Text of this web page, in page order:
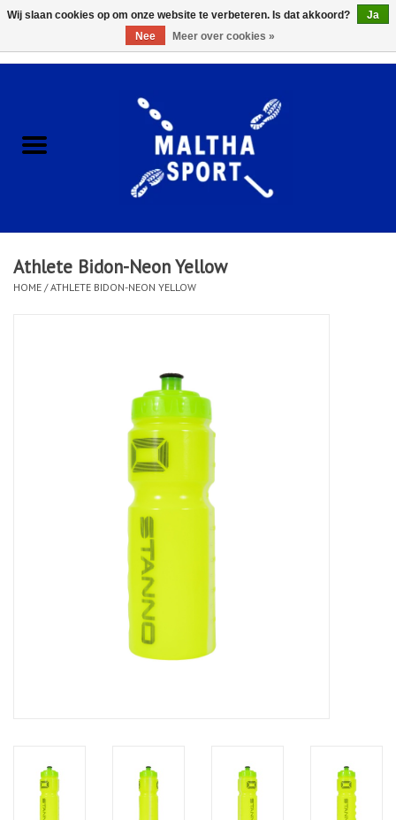
ACCESSOIRES/HARDWARE
KLEDING
CLUBSHOPS
Athlete Bidon-Neon Yellow
HOME /ATHLETE BIDON-NEON YELLOW
Wij slaan cookies op om onze website te verbeteren. Is dat akkoord?
Ja
Nee
Meer over cookies »